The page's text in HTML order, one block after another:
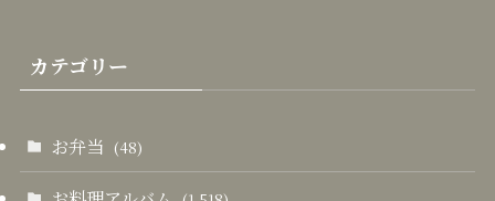
カテゴリー
お弁当 (48)